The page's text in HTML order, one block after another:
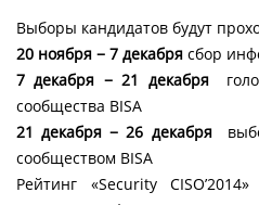
Выборы кандидатов будут
20 ноября − 7 декабря сбор
7 декабря − 21 декабря
сообщества BISA
21 декабря − 26 декабря
сообществом BISA
Рейтинг «Security